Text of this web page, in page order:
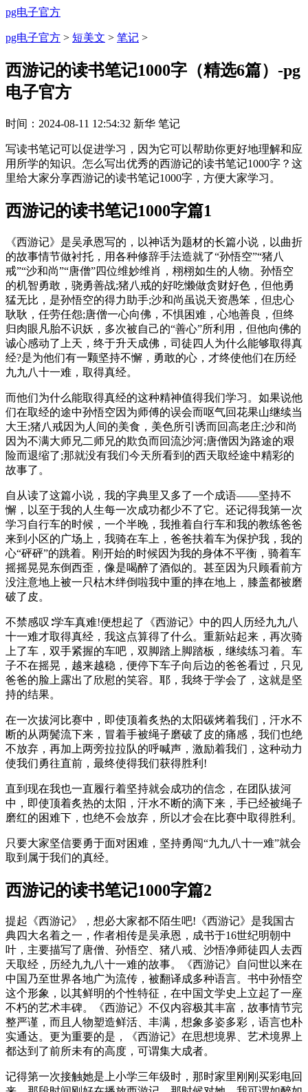
pg电子官方
pg电子官方 > 短美文 > 笔记 >
西游记的读书笔记1000字（精选6篇）-pg
电子官方
时间： 2024-08-11 12:54:32 新华 笔记
写读书笔记可以促进学习，因为它可以帮助你更好地理解和应
用所学的知识。怎么写出优秀的西游记的读书笔记1000字？这
里给大家分享西游记的读书笔记1000字，方便大家学习。
西游记的读书笔记1000字篇1
《西游记》是吴承恩写的，以神话为题材的长篇小说，以曲折
的故事情节做衬托，用各种修辞手法造就了“孙悟空”“猪八
戒”“沙和尚”“唐僧”四位维妙维肖，栩栩如生的人物。孙悟空
的机智勇敢，骁勇善战;猪八戒的好吃懒做贪财好色，但他勇
猛无比，是孙悟空的得力助手;沙和尚虽说天资愚笨，但忠心
耿耿，任劳任怨;唐僧一心向佛，不惧困难，心地善良，但终
归肉眼凡胎不识妖，多次被自己的“善心”所利用，但他向佛的
诚心感动了上天，终于升天成佛，司徒四人为什么能够取得真
经?是为他们有一颗坚持不懈，勇敢的心，才终使他们在历经
九九八十一难，取得真经。
而他们为什么能取得真经的这种精神值得我们学习。如果说他
们在取经的途中孙悟空因为师傅的误会而呕气回花果山继续当
大王;猪八戒因为人间的美食，美色所引诱而回高老庄;沙和尚
因为不满大师兄二师兄的欺负而回流沙河;唐僧因为路途的艰
险而退缩了;那就没有我们今天所看到的西天取经途中精彩的
故事了。
自从读了这篇小说，我的字典里又多了一个成语——坚持不
懈，以至于我的人生每一次成功都少不了它。还记得我第一次
学习自行车的时候，一个半晚，我推着自行车和我的教练爸爸
来到小区的广场上，我骑在车上，爸爸扶着车为保护我，我的
心“砰砰”的跳着。刚开始的时候因为我的身体不平衡，骑着车
摇摇晃晃东倒西歪，像是喝醉了酒似的。甚至因为只顾看前方
没注意地上被一只枯木绊倒啦我中重的摔在地上，膝盖都被磨
破了皮。
不禁感叹∶学车真难!便想起了《西游记》中的四人历经九九八
十一难才取得真经，我这点算得了什么。重新站起来，再次骑
上了车，双手紧握的车吧，双脚踏上脚踏板，继续练习着。车
子不在摇晃，越来越稳，便停下车子向后边的爸爸看过，只见
爸爸的脸上露出了欣慰的笑容。耶，我终于学会了，这就是坚
持的结果。
在一次拔河比赛中，即使顶着炙热的太阳碳烤着我们，汗水不
断的从两鬓流下来，冒着手被绳子磨破了皮的痛感，我们也绝
不放弃，再加上两旁拉拉队的呼喊声，激励着我们，这种动力
使我们勇往直前，最终使得我们获得胜利!
直到现在我也一直履行着坚持就会成功的信念，在团队拔河
中，即使顶着炙热的太阳，汗水不断的滴下来，手已经被绳子
磨红的困难下，也绝不会放弃，所以才会在比赛中取得胜利。
只要大家坚信要勇于面对困难，坚持勇闯“九九八十一难”就会
取到属于我们的真经。
西游记的读书笔记1000字篇2
提起《西游记》，想必大家都不陌生吧!《西游记》是我国古
典四大名着之一，作者相传是吴承恩，成书于16世纪明朝中
叶，主要描写了唐僧、孙悟空、猪八戒、沙悟净师徒四人去西
天取经，历经九九八十一难的故事。《西游记》自问世以来在
中国乃至世界各地广为流传，被翻译成多种语言。书中孙悟空
这个形象，以其鲜明的个性特征，在中国文学史上立起了一座
不朽的艺术丰碑。《西游记》不仅内容极其丰富，故事情节完
整严谨，而且人物塑造鲜活、丰满，想象多姿多彩，语言也朴
实通达。更为重要的是，《西游记》在思想境界、艺术境界上
都达到了前所未有的高度，可谓集大成者。
记得第一次接触她是上小学三年级时，那时家里刚刚买彩电回